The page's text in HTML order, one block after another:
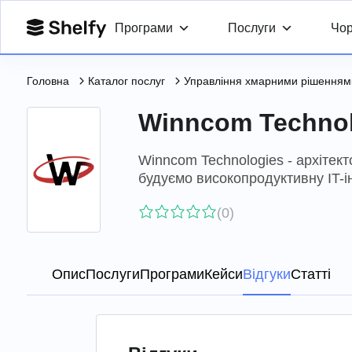
Програми Послуги
Головна Каталог послуг Управління хмарними
Winncom
Winncom Technologies -
будуємо високопродуктивну IT-
(0)
ОписПослугиПрограмиКейсиВідгукиСтатті